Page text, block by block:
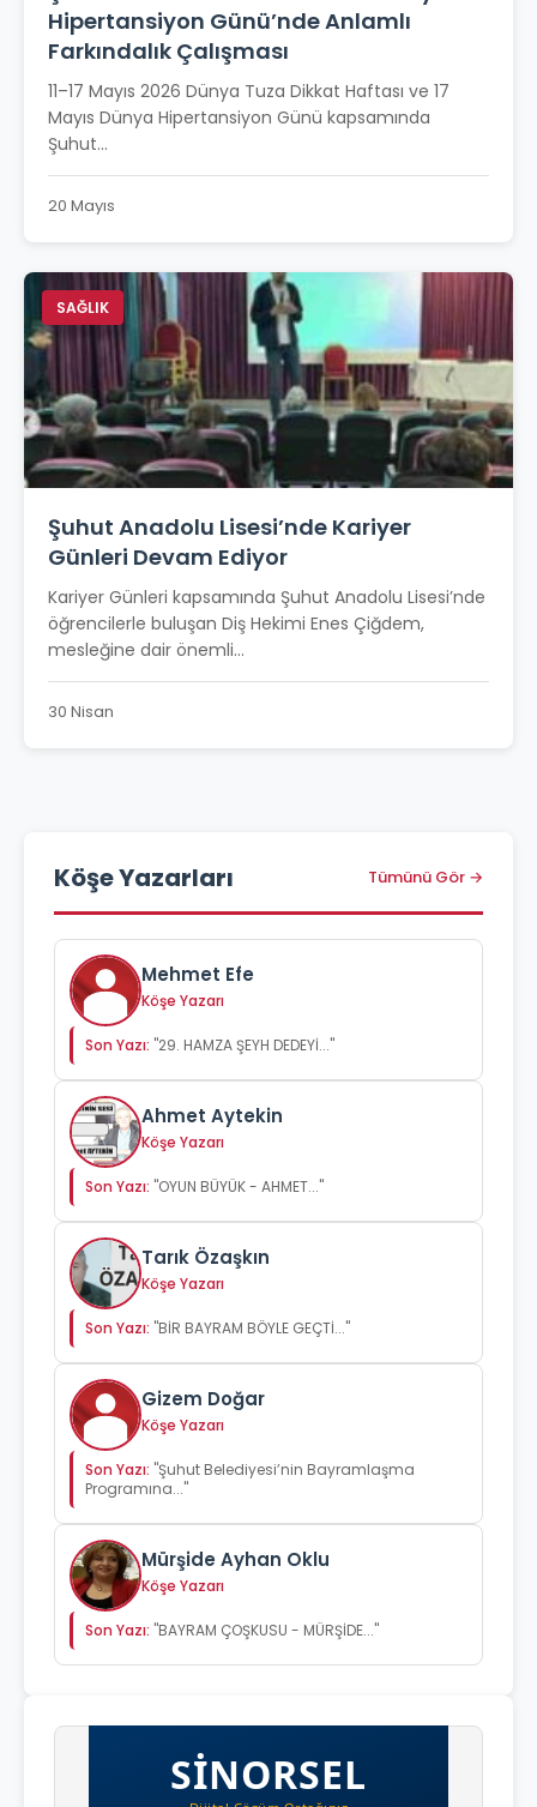
Hipertansiyon Günü’nde Anlamlı
Farkındalık Çalışması
11–17 Mayıs 2026 Dünya Tuza Dikkat Haftası ve 17
Mayıs Dünya Hipertansiyon Günü kapsamında
Şuhut...
20 Mayıs
SAĞLIK
Şuhut Anadolu Lisesi’nde Kariyer
Günleri Devam Ediyor
Kariyer Günleri kapsamında Şuhut Anadolu Lisesi’nde
öğrencilerle buluşan Diş Hekimi Enes Çiğdem,
mesleğine dair önemli...
30 Nisan
Köşe Yazarları Tümünü Gör →
Mehmet Efe
Köşe Yazarı
Son Yazı: "29. HAMZA ŞEYH DEDEYİ..."
Ahmet Aytekin
Köşe Yazarı
Son Yazı: "OYUN BÜYÜK - AHMET..."
Tarık Özaşkın
Köşe Yazarı
Son Yazı: "BİR BAYRAM BÖYLE GEÇTİ..."
Gizem Doğar
Köşe Yazarı
Son Yazı: "Şuhut Belediyesi’nin Bayramlaşma
Programına..."
Mürşide Ayhan Oklu
Köşe Yazarı
Son Yazı: "BAYRAM ÇOŞKUSU - MÜRŞİDE..."